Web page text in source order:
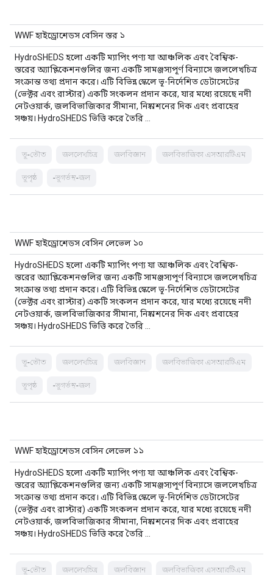
WWF হাইড্রোশেডস বেসিন স্তর ১
HydroSHEDS হলো একটি ম্যাপিং পণ্য যা আঞ্চলিক এবং বৈশ্বিক-
স্তরের অ্যাপ্লিকেশনগুলির জন্য একটি সামঞ্জস্যপূর্ণ বিন্যাসে জললেখচিত্র
সংক্রান্ত তথ্য প্রদান করে। এটি বিভিন্ন স্কেলে ভূ-নির্দেশিত ডেটাসেটের
(ভেক্টর এবং রাস্টার) একটি সংকলন প্রদান করে, যার মধ্যে রয়েছে নদী
নেটওয়ার্ক, জলবিভাজিকার সীমানা, নিষ্কাশনের দিক এবং প্রবাহের
সঞ্চয়। HydroSHEDS ভিত্তি করে তৈরি …
ভূ-ভৌত জললেখচিত্র জলবিজ্ঞান জলবিভাজিকা এসআরটিএম
ভূপৃষ্ঠ -ভূগর্ভস্থ-জল
WWF হাইড্রোশেডস বেসিন লেভেল ১০
HydroSHEDS হলো একটি ম্যাপিং পণ্য যা আঞ্চলিক এবং বৈশ্বিক-
স্তরের অ্যাপ্লিকেশনগুলির জন্য একটি সামঞ্জস্যপূর্ণ বিন্যাসে জললেখচিত্র
সংক্রান্ত তথ্য প্রদান করে। এটি বিভিন্ন স্কেলে ভূ-নির্দেশিত ডেটাসেটের
(ভেক্টর এবং রাস্টার) একটি সংকলন প্রদান করে, যার মধ্যে রয়েছে নদী
নেটওয়ার্ক, জলবিভাজিকার সীমানা, নিষ্কাশনের দিক এবং প্রবাহের
সঞ্চয়। HydroSHEDS ভিত্তি করে তৈরি …
ভূ-ভৌত জললেখচিত্র জলবিজ্ঞান জলবিভাজিকা এসআরটিএম
ভূপৃষ্ঠ -ভূগর্ভস্থ-জল
WWF হাইড্রোশেডস বেসিন লেভেল ১১
HydroSHEDS হলো একটি ম্যাপিং পণ্য যা আঞ্চলিক এবং বৈশ্বিক-
স্তরের অ্যাপ্লিকেশনগুলির জন্য একটি সামঞ্জস্যপূর্ণ বিন্যাসে জললেখচিত্র
সংক্রান্ত তথ্য প্রদান করে। এটি বিভিন্ন স্কেলে ভূ-নির্দেশিত ডেটাসেটের
(ভেক্টর এবং রাস্টার) একটি সংকলন প্রদান করে, যার মধ্যে রয়েছে নদী
নেটওয়ার্ক, জলবিভাজিকার সীমানা, নিষ্কাশনের দিক এবং প্রবাহের
সঞ্চয়। HydroSHEDS ভিত্তি করে তৈরি …
ভূ-ভৌত জললেখচিত্র জলবিজ্ঞান জলবিভাজিকা এসআরটিএম